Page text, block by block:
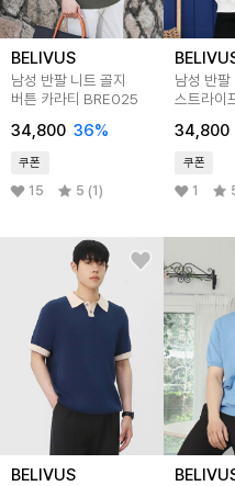
BELIVUS
남성 반팔 니트 골지
버튼 카라티 BRE025
34,800 36%
쿠폰
15 5 (1)
남성 반팔
스트라이
34,800
쿠폰
1
BELIVUS